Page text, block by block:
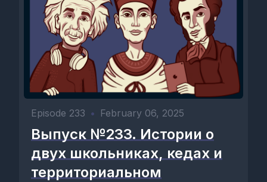
Episode 233 • February 06, 2025
Выпуск №233. Истории о
двух школьниках, кедах и
территориальном